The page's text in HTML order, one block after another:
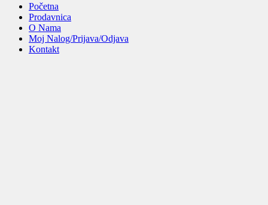
Početna
Prodavnica
O Nama
Moj Nalog/Prijava/Odjava
Kontakt